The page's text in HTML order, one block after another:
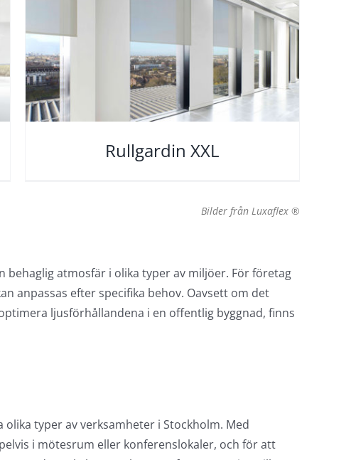
Rullgardin XXL
Bilder från Luxaflex ®
atmosfär i olika typer av miljöer. För företag
anpassas efter specifika behov. Oavsett om det
ljusförhållandena i en offentlig byggnad, finns
typer av verksamheter i Stockholm. Med
i mötesrum eller konferenslokaler, och för att